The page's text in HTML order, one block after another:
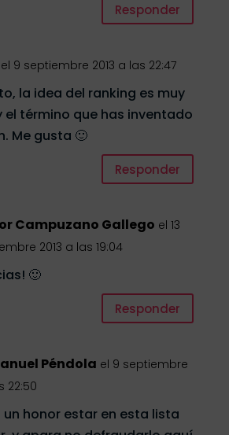
Responder
el 9 septiembre 2013 a las 22:47
la idea del ranking es muy
el término que has inventado
Me gusta 🙂
Responder
Campuzano Gallego el 13
2013 a las 19:04
🙂
Responder
Péndola el 9 septiembre
22:50
un honor estar en esta lista